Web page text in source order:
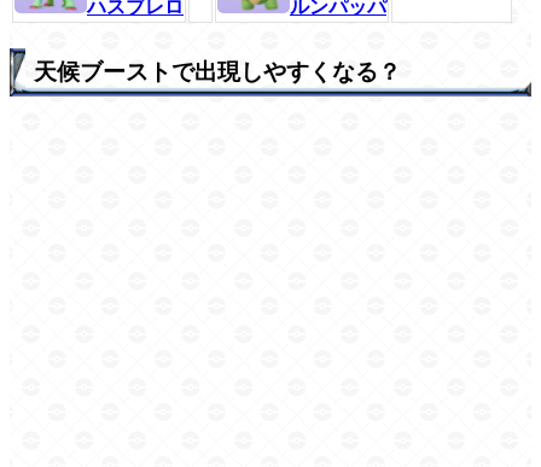
ハスブレロ
ルンパッパ
天候ブーストで出現しやすくなる？